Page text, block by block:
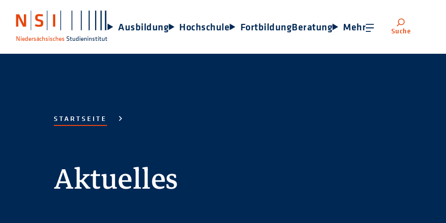
Niedersächsisches Studieninstitut
Ausbildung Hochschule FortbildungBeratung Mehr Suche
STARTSEITE
Aktuelles